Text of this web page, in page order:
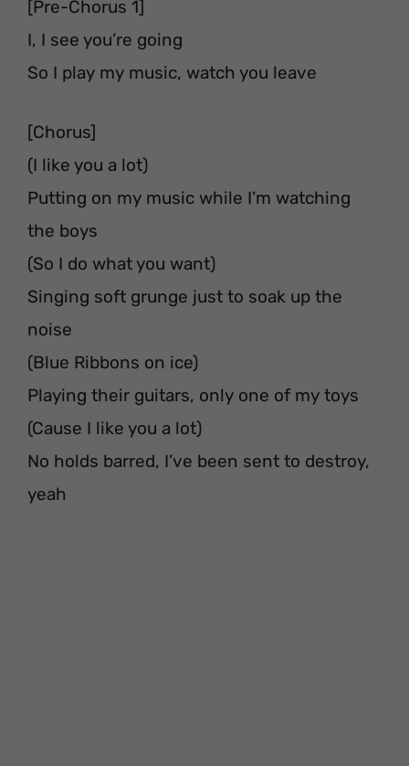
[Pre-Chorus 1]
I, I see you’re going
So I play my music, watch you leave
[Chorus]
(I like you a lot)
Putting on my music while I’m watching
the boys
(So I do what you want)
Singing soft grunge just to soak up the
noise
(Blue Ribbons on ice)
Playing their guitars, only one of my toys
(Cause I like you a lot)
No holds barred, I’ve been sent to destroy,
yeah